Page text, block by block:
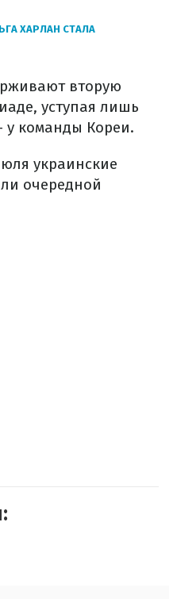
ХАРЛАН СТАЛА
вторую
уступая лишь
у команды Кореи.
украинские
очередной